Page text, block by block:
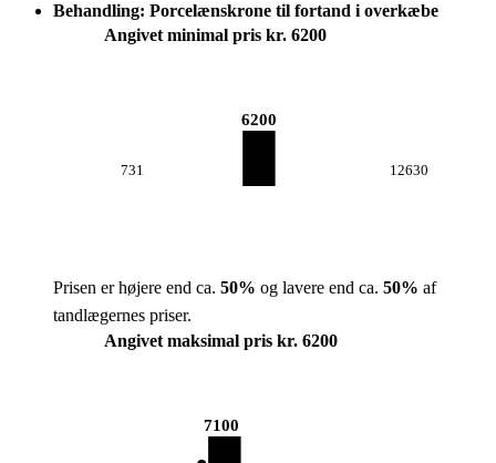
Behandling: Porcelænskrone til fortand i overkæbe
Angivet minimal pris kr. 6200
731
6200
12630
Prisen er højere end ca. 50% og lavere end ca. 50% af
tandlægernes priser.
Angivet maksimal pris kr. 6200
7100